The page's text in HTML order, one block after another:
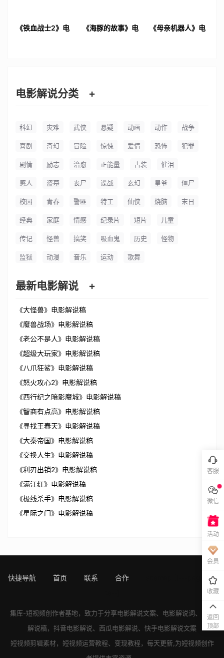
《铁血战士2》电
《海豚的故事》电
《母亲机器人》电
电影解说分类 +
科幻 灾难 武侠 悬疑 动画 动作 战争
喜剧 奇幻 冒险 惊悚 爱情 恐怖 犯罪
剧情 励志 治愈 正能量 古装 催泪
感人 盗墓 丧尸 谍战 玄幻 星爷 僵尸
校园 青春 警匪 特工 仙侠 烧脑 末日
经典 家庭 情感 纪录片 短片 儿童
传记 怪兽 搞笑 吸血鬼 历史 怪物
监狱 动漫 音乐 运动 歌舞
最新电影解说 +
《大怪兽》电影解说稿
《魔兽战场》电影解说稿
《老公不是人》电影解说稿
《超级大玩家》电影解说稿
《八爪狂鲨》电影解说稿
《怒火攻心2》电影解说稿
《西行纪之暗影魔城》电影解说稿
《智商有点高》电影解说稿
《寻找王春天》电影解说稿
《大秦帝国》电影解说稿
《交换人生》电影解说稿
《利刃出销2》电影解说稿
《满江红》电影解说稿
《极线杀手》电影解说稿
《星际之门》电影解说稿
快捷导航 首页 联系 合作
[!---page.sta
集库-短视频创作者基地，致力于分享电影解说文案、 电影解说词、
电影
解说稿， 抖音电影解说、 西瓜电影解说、 快手电影解说文案
短视频剪辑素材，短视频运营教程、变现教程，每天更新,为短视频创作
客服
微信
活动
会员
收藏
返回
顶部